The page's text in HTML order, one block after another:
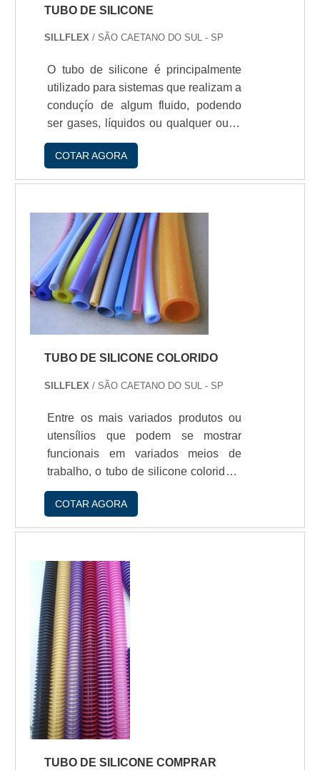
TUBO DE SILICONE
SILLFLEX/ SÃO CAETANO DO SUL - SP
O tubo de silicone é principalmente
utilizado para sistemas que realizam a
conduçío de algum fluido, podendo
ser gases, líquidos ou qualquer outro
produto. Os tubos de silicone
garantem uma passagem contínua e
de qualidade aos produtos, e isso se
resistência contra avarias, o que
impossibilita, por exemplo, um
possível vazamento.No ramo
hospitalar, o tubo é bastante indicado
para sistemas que realizam...
COTAR AGORA
TUBO DE SILICONE COLORIDO
SILLFLEX/ SÃO CAETANO DO SUL - SP
Entre os mais variados produtos ou
utensílios que podem se mostrar
funcionais em variados meios de
trabalho, o tubo de silicone colorido é
um dos principais e mais solicitados.
O tubo de silicone é um acessório
totalmente adaptável a inúmeras
vistos em ramos hospitalares, sendo
utilizados para a conduçío de líquidos
e gases, ou no setor de construçío
civil, que podem servir para a
vedaçío.Antiaderent...
COTAR AGORA
TUBO DE SILICONE COMPRAR